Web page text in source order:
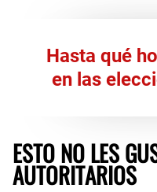
Hasta qué
en las
ESTO NO LES
AUTORITARIOS